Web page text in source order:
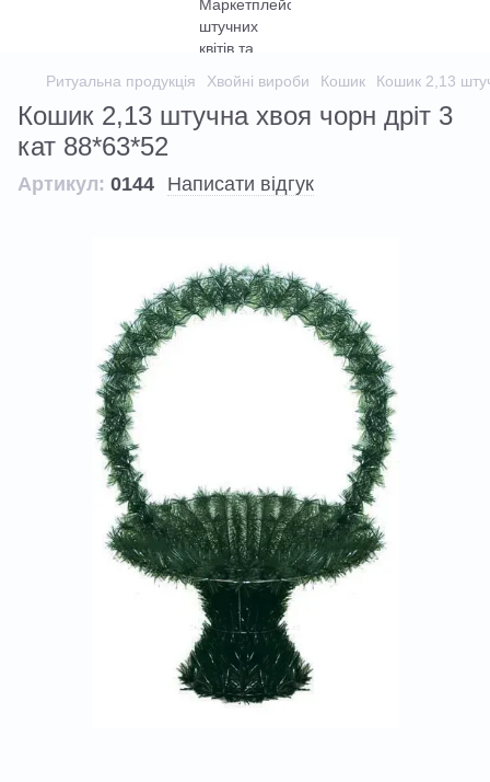
Ритуальна продукція Хвойні вироби Кошик Кошик 2,13
Кошик 2,13 штучна хвоя чорн дріт 3
кат 88*63*52
Артикул: 0144 Написати відгук